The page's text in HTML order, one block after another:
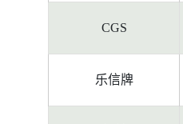
CGS
乐信牌